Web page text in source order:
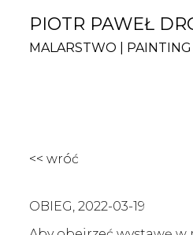
PIOTR PAWEŁ
MALARSTWO | PAINTING
<< wróć
OBIEG, 2022-03-19